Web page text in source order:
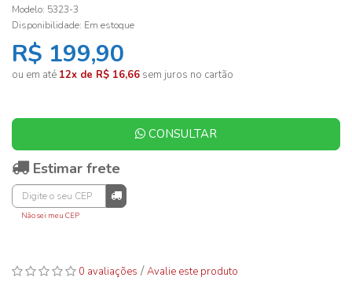
Modelo: 5323-3
Disponibilidade: Em estoque
R$ 199,90
ou em até 12x de R$ 16,66 sem juros no cartão
CONSULTAR
Estimar frete
Não sei meu CEP
0 avaliações /Avalie este produto